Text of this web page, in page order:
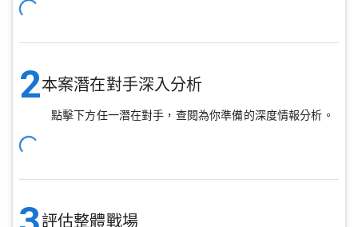
2本案潛在對手深入分析
點擊下方任一潛在對手，查閱為你準備的深度情報分析。
評估整體戰場